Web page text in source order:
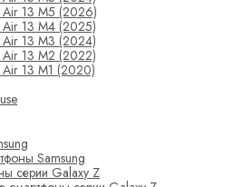
Air 13 M5 (2026)
13 M4 (2025)
13 M3 (2024)
13 M2 (2022)
13 M1 (2020)
Samsung
серии Galaxy Z